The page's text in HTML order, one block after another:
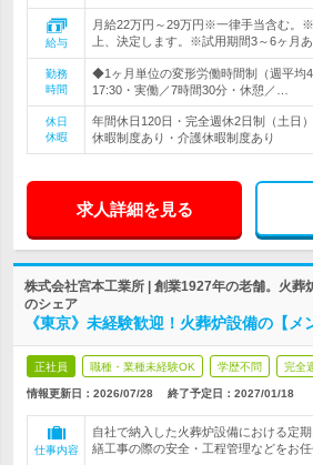
給与
月給22万円～29万円※一律手当含む。
上、決定します。※試用期間3～6ヶ月
勤務
時間
◆1ヶ月単位の変形労働時間制（週平均
17:30・実働／7時間30分・休憩／…
休日
休暇
年間休日120日・完全週休2日制（土日
休暇制度あり・介護休暇制度あり
求人詳細を見る
株式会社宮本工業所 | 創業1927年の老舗。火葬
のシェア
《東京》未経験歓迎！火葬炉設備の【メ
正社員 職種・業種未経験OK 学歴不問 完全
情報更新日：2026/07/28 終了予定日： 2027/01/18
仕事内容
自社で納入した火葬炉設備における定
繕工事の際の安全・工程管理などをお任